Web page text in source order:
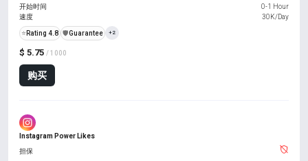
$ 5.75 / 1000
购买
开始时间
0-1 Hour
速度
30K/Day
⭐ Rating 4.8 ️🛡️Guarantee +2
Instagram Power Likes
担保